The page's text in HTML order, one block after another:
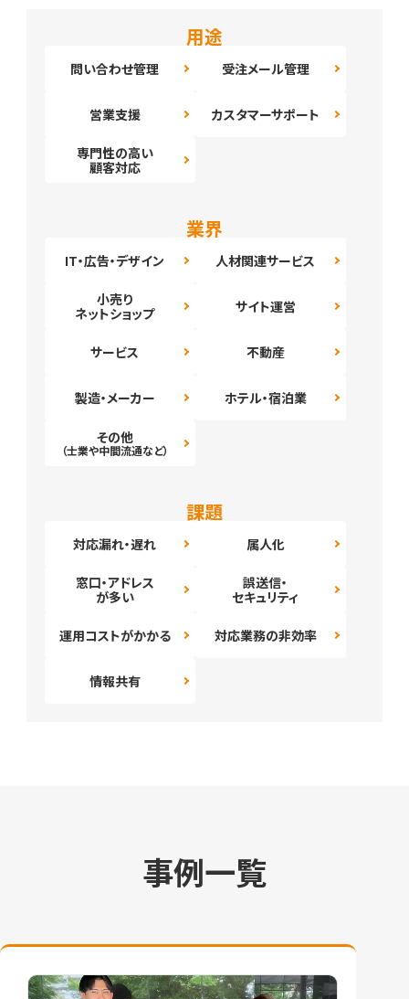
用途
問い合わせ管理 受注メール管理
営業支援 カスタマーサポート
専門性の高い
顧客対応
業界
IT・広告・デザイン 人材関連サービス
小売り
ネットショップ
サイト運営
サービス 不動産
製造・メーカー ホテル・宿泊業
その他
（士業や中間流通など）
課題
対応漏れ・遅れ 属人化
窓口・アドレス
が多い
誤送信・
セキュリティ
運用コストがかかる 対応業務の非効率
情報共有
事例一覧